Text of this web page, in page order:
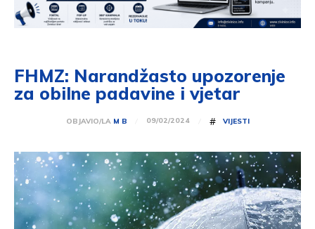
FHMZ: Narandžasto upozorenje
za obilne padavine i vjetar
OBJAVIO/LA M B 09/02/2024 # VIJESTI